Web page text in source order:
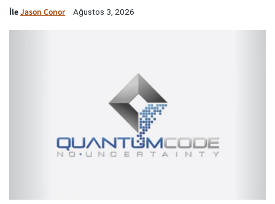
İleJason Conor Ağustos 3, 2026